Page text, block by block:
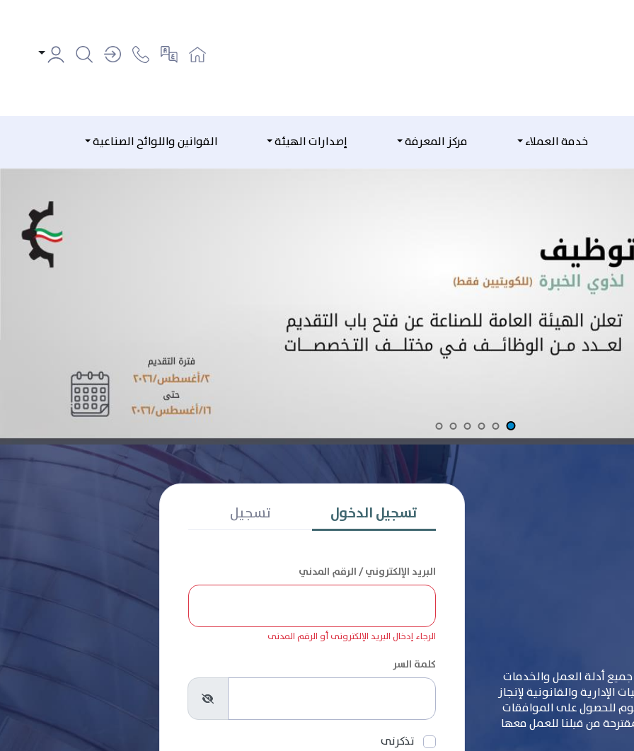
خدمة العملاء مركز المعرفة إصدارات الهيئة القوانين واللوائح الصناعية
أدلة العمل والخدمات
والقانونية لإنجاز
للحصول على الموافقات
من قبلنا للعمل معها
تسجيل الدخول تسجيل
البريد الإلكتروني / الرقم المدني
الرجاء إدخال البريد الإلكترونى أو الرقم المدنى
كلمة السر
تذكرنى